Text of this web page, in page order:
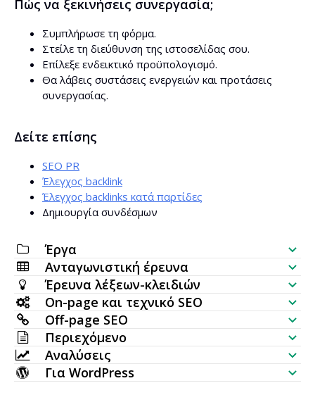
Πώς να ξεκινήσεις συνεργασία;
Συμπλήρωσε τη φόρμα.
Στείλε τη διεύθυνση της ιστοσελίδας σου.
Επίλεξε ενδεικτικό προϋπολογισμό.
Θα λάβεις συστάσεις ενεργειών και προτάσεις
συνεργασίας.
Δείτε επίσης
SEO PR
Έλεγχος backlink
Έλεγχος backlinks κατά παρτίδες
Δημιουργία συνδέσμων
Έργα
Λίστα ελέγχου SEO
Ανταγωνιστική έρευνα
Έλεγχος ορατότητας ιστοσελίδας
SERP Analyzer
Έρευνα λέξεων-κλειδιών
Generator λέξεων-κλειδιών
Έλεγχος όγκου αναζήτησης σε παρτίδα
Ιδέες λέξεων-κλειδιών (Ζωντανά δεδομένα)
On-page και τεχνικό SEO
SEO Έλεγχος
Τοποθέτηση λέξεων-κλειδιών
HTTP Request
Off-page SEO
Έλεγχος backlinks
Σελίδες με τις περισσότερες συνδέσεις
Περιεχόμενο
AI Generator άρθρων
Αναλύσεις
Έλεγχος κατάταξης λέξης-κλειδιού
Για WordPress